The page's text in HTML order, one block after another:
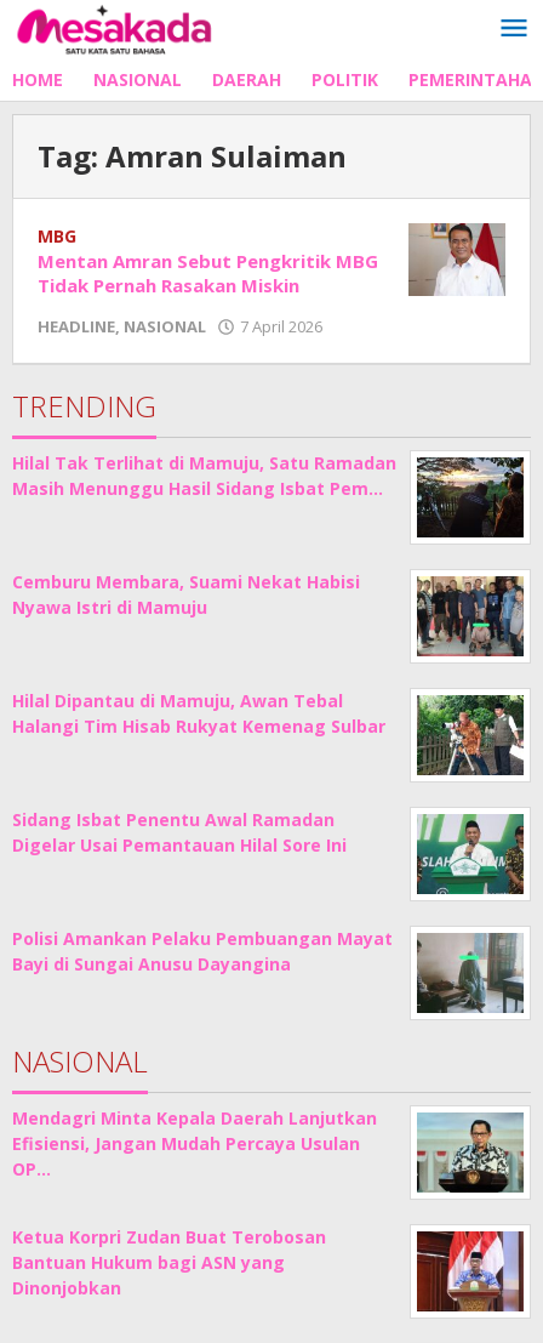
Lewati
ke
HOME NASIONAL DAERAH POLITIK
Tag: Amran Sulaiman
MBG
Mentan Amran Sebut Pengkritik MBG
Tidak Pernah Rasakan Miskin
HEADLINE, NASIONAL 7 April 2026
Junaedi
TRENDING
Hilal Tak Terlihat di Mamuju, Satu Ramadan
Masih Menunggu Hasil Sidang Isbat Pem…
Cemburu Membara, Suami Nekat Habisi
Nyawa Istri di Mamuju
Hilal Dipantau di Mamuju, Awan Tebal
Halangi Tim Hisab Rukyat Kemenag Sulbar
Sidang Isbat Penentu Awal Ramadan
Digelar Usai Pemantauan Hilal Sore Ini
Polisi Amankan Pelaku Pembuangan Mayat
Bayi di Sungai Anusu Dayangina
NASIONAL
Mendagri Minta Kepala Daerah Lanjutkan
Efisiensi, Jangan Mudah Percaya Usulan
OP…
Ketua Korpri Zudan Buat Terobosan
Bantuan Hukum bagi ASN yang
Dinonjobkan